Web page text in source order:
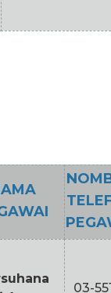
03-